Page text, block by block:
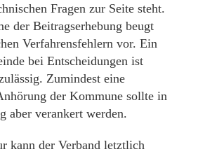
Fragen zur Seite steht.
der Beitragserhebung beugt
Verfahrensfehlern vor. Ein
bei Entscheidungen ist
Zumindest eine
der Kommune sollte in
aber verankert werden.
kann der Verband letztlich